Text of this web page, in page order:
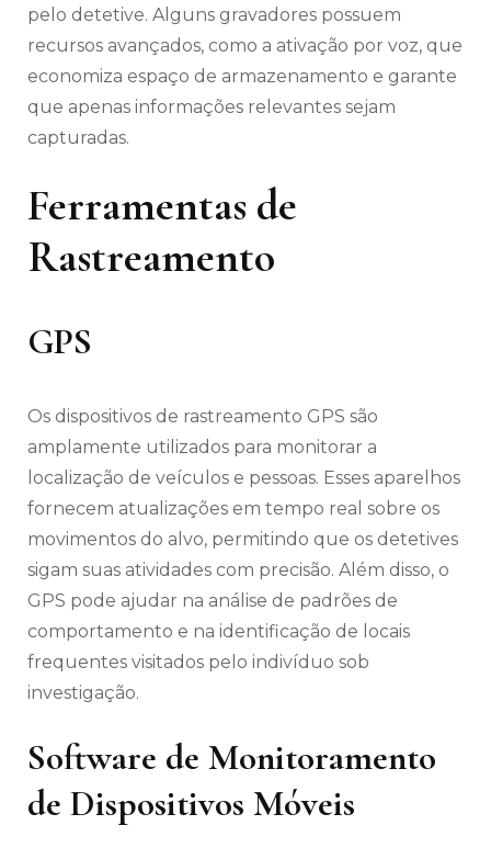
pelo detetive. Alguns gravadores possuem
recursos avançados, como a ativação por voz, que
economiza espaço de armazenamento e garante
que apenas informações relevantes sejam
capturadas.
Ferramentas de
Rastreamento
GPS
Os dispositivos de rastreamento GPS são
amplamente utilizados para monitorar a
localização de veículos e pessoas. Esses aparelhos
fornecem atualizações em tempo real sobre os
movimentos do alvo, permitindo que os detetives
sigam suas atividades com precisão. Além disso, o
GPS pode ajudar na análise de padrões de
comportamento e na identificação de locais
frequentes visitados pelo indivíduo sob
investigação.
Software de Monitoramento
de Dispositivos Móveis